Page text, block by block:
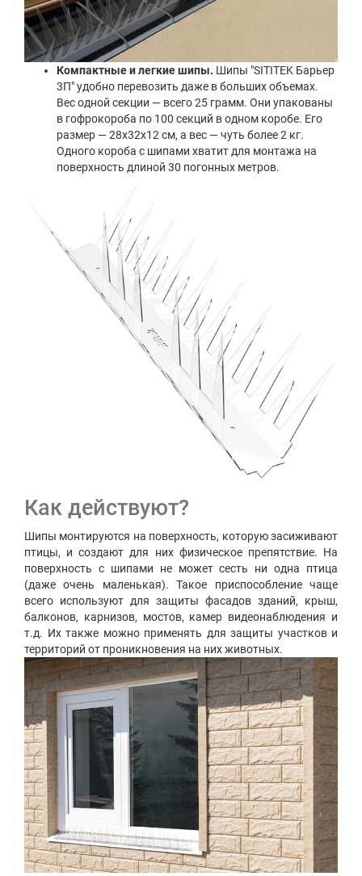
Компактные и легкие шипы. Шипы "SITITEK Барьер
3П" удобно перевозить даже в больших объемах.
Вес одной секции — всего 25 грамм. Они упакованы
в гофрокороба по 100 секций в одном коробе. Его
размер — 28х32х12 см, а вес — чуть более 2 кг.
Одного короба с шипами хватит для монтажа на
поверхность длиной 30 погонных метров.
Как действуют?
Шипы монтируются на поверхность, которую засиживают
птицы, и создают для них физическое препятствие. На
поверхность с шипами не может сесть ни одна птица
(даже очень маленькая). Такое приспособление чаще
всего используют для защиты фасадов зданий, крыш,
балконов, карнизов, мостов, камер видеонаблюдения и
т.д. Их также можно применять для защиты участков и
территорий от проникновения на них животных.